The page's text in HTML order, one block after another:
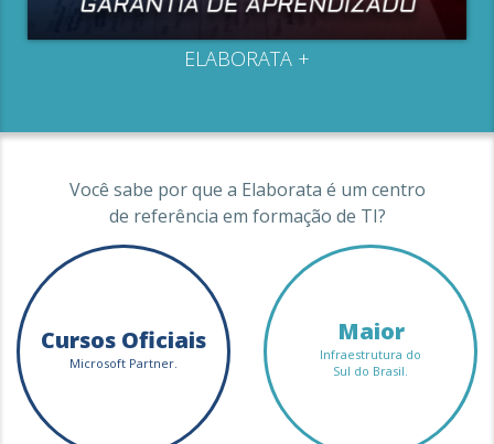
ELABORATA +
Você sabe por que a Elaborata é um centro
de referência em formação de TI?
Cursos Oficiais
Microsoft Partner.
Maior
Infraestrutura do
Sul do Brasil.